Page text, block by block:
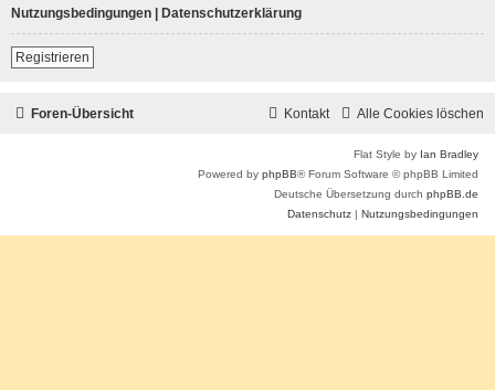
Nutzungsbedingungen
Datenschutzerklärung
Registrieren
Foren-Übersicht Alle Cookies löschen
Kontakt
Flat Style by Ian Bradley
Powered by phpBB® Forum Software © phpBB Limited
Deutsche Übersetzung durch phpBB.de
Datenschutz | Nutzungsbedingungen